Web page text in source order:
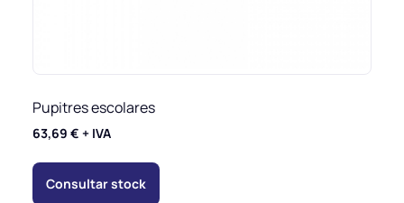
Pupitres escolares
63,69 € + IVA
Consultar stock